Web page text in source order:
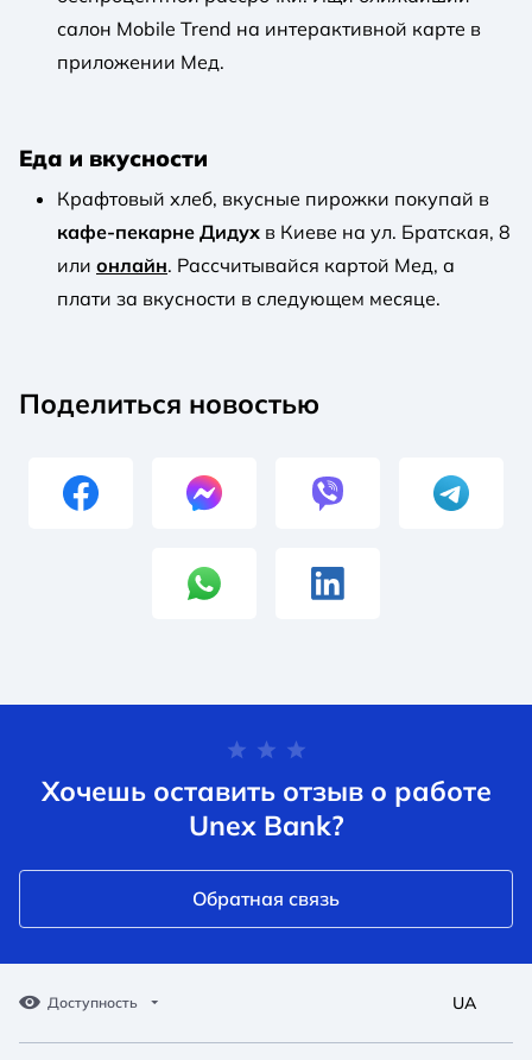
салон Mobile Trend на интерактивной карте в
приложении Мед.
Еда и вкусности
Крафтовый хлеб, вкусные пирожки покупай в
кафе-пекарне Дидух в Киеве на ул. Братская, 8
или онлайн. Рассчитывайся картой Мед, а
плати за вкусности в следующем месяце.
Поделиться новостью
Хочешь оставить отзыв о работе
Unex Bank?
Обратная связь
Доступность UA